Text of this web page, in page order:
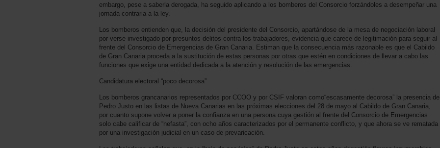
embargo, pese a saberla derogada, ha seguido aplicando a los bomberos del Consorcio forzándoles a desempeñar una
jornada contraria a la ley.
Los bomberos entienden que, la decisión del presidente del Consorcio, apartándose de la mesa de negociación laboral
por verse investigado por presuntos delitos contra los trabajadores, evidencia que carece de legitimación para seguir al
frente del Consorcio de Emergencias de Gran Canaria. Estiman que la consecuencia más razonable es que el Cabildo
de Gran Canaria proceda a la sustitución de estas personas por otras que estén en condiciones de llevar a cabo las
funciones que exige una entidad dedicada a la atención y resolución de las emergencias.
Candidatura electoral “poco decorosa”
Los bomberos grancanarios representados por CCOO y por CSIF valoran como“escasamente decorosa” la presencia de
Pedro Justo en las listas de Nueva Canarias en las próximas elecciones del 28 de mayo al Cabildo de Gran Canaria,
por cuanto supone volver a poner la confianza en una persona cuya gestión al frente del Consorcio de Emergencias
solo cabe calificar de “nefasta”, con ocho años caracterizados por el permanente conflicto, y que ahora se ve rematada
por una investigación judicial en un caso de prevaricación.